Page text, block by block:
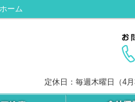
ーム
定休日：毎週木曜日（4